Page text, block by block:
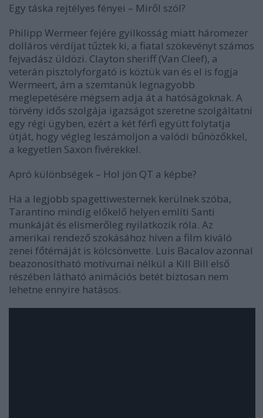
Egy táska rejtélyes fényei – Miről szól?
Philipp Wermeer fejére gyilkosság miatt háromezer
dolláros vérdíjat tűztek ki, a fiatal szökevényt számos
fejvadász üldözi. Clayton sheriff (Van Cleef), a
veterán pisztolyforgató is köztük van és el is fogja
Wermeert, ám a szemtanúk legnagyobb
meglepetésére mégsem adja át a hatóságoknak. A
törvény idős szolgája igazságot szeretne szolgáltatni
egy régi ügyben, ezért a két férfi együtt folytatja
útját, hogy végleg leszámoljon a valódi bűnözőkkel,
a kegyetlen Saxon fivérekkel.
Apró különbségek – Hol jön QT a képbe?
Ha a legjobb spagettiwesternek kerülnek szóba,
Tarantino mindig előkelő helyen említi Santi
munkáját és elismerőleg nyilatkozik róla. Az
amerikai rendező szokásához híven a film kiváló
zenei főtémáját is kölcsönvette. Luis Bacalov azonnal
beazonosítható motívumai nélkül a Kill Bill első
részében látható animációs betét biztosan nem
lehetne ennyire hatásos.